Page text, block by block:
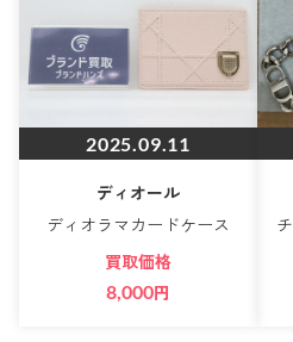
2025.09.11
ディオール
ディオラマカードケース
買取価格
8,000円